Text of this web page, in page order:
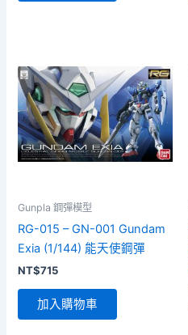
Gunpla 鋼彈模型
RG-015 – GN-001 Gundam
Exia (1/144) 能天使鋼彈
NT$715
加入購物車